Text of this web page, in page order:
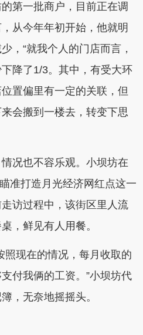
第一批商户，目前正在调
从今年年初开始，他就明
，“就我个人的门店而言，
降了1/3。其中，有受大环
置偏里有一定的关联，但
会搬到一楼去，转变下思
也不容乐观。小坝坊在
准打造月光经济网红点这一
访过程中，该街区里人流
，鲜见有人用餐。
现在的情况，每月收取的
付我俩的工资。”小坝坊代
，无奈地摇摇头。